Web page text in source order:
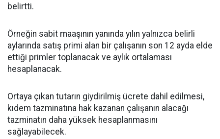
belirtti.
Örneğin sabit maaşının yanında yılın yalnızca belirli
aylarında satış primi alan bir çalışanın son 12 ayda elde
ettiği primler toplanacak ve aylık ortalaması
hesaplanacak.
Ortaya çıkan tutarın giydirilmiş ücrete dahil edilmesi,
kıdem tazminatına hak kazanan çalışanın alacağı
tazminatın daha yüksek hesaplanmasını
sağlayabilecek.